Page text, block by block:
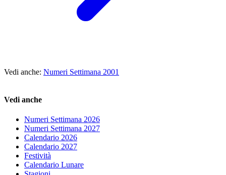
Vedi anche: Numeri Settimana 2001
Vedi anche
Numeri Settimana 2026
Numeri Settimana 2027
Calendario 2026
Calendario 2027
Festività
Calendario Lunare